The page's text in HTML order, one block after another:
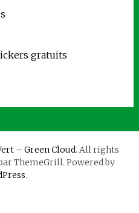
gratuits
– Green Cloud. All rights
ThemeGrill. Powered by
.